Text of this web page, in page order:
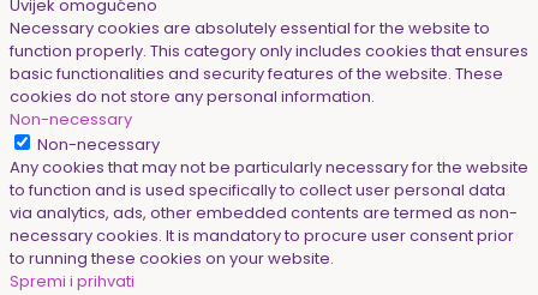
Uvijek omogućeno
Necessary cookies are absolutely essential for the website to
function properly. This category only includes cookies that ensures
basic functionalities and security features of the website. These
cookies do not store any personal information.
Non-necessary
Non-necessary
Any cookies that may not be particularly necessary for the website
to function and is used specifically to collect user personal data
via analytics, ads, other embedded contents are termed as non-
necessary cookies. It is mandatory to procure user consent prior
to running these cookies on your website.
Spremi i prihvati